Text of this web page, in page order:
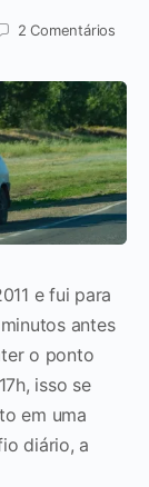
2Comentários
e fui para
antes
o ponto
isso se
em uma
diário, a